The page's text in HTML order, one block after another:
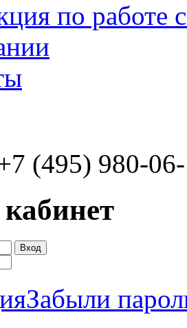
по работе
(495) 980-
Забыли